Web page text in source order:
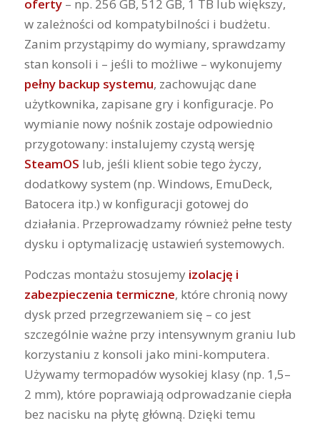
oferty– np. 256 GB, 512 GB, 1 TB lub większy,
w zależności od kompatybilności i budżetu.
Zanim przystąpimy do wymiany, sprawdzamy
stan konsoli i – jeśli to możliwe – wykonujemy
pełny backup systemu, zachowując dane
użytkownika, zapisane gry i konfiguracje. Po
wymianie nowy nośnik zostaje odpowiednio
przygotowany: instalujemy czystą wersję
SteamOS lub, jeśli klient sobie tego życzy,
dodatkowy system (np. Windows, EmuDeck,
Batocera itp.) w konfiguracji gotowej do
działania. Przeprowadzamy również pełne testy
dysku i optymalizację ustawień systemowych.
Podczas montażu stosujemy izolację i
zabezpieczenia termiczne, które chronią nowy
dysk przed przegrzewaniem się – co jest
szczególnie ważne przy intensywnym graniu lub
korzystaniu z konsoli jako mini-komputera.
Używamy termopadów wysokiej klasy (np. 1,5–
2 mm), które poprawiają odprowadzanie ciepła
bez nacisku na płytę główną. Dzięki temu